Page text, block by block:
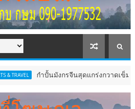
กำปั้นมังกรจีนสุดแกร่งกวาดเข็มขัดสหพันธ์ม